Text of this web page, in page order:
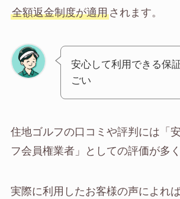
全額返金制度が適用されます。
安心して利用できる保
ごい
住地ゴルフの口コミや評判には「
フ会員権業者」としての評価が多
実際に利用したお客様の声によれ